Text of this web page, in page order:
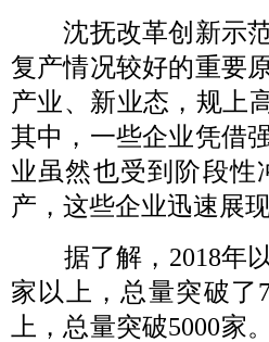
沈抚改革创新示范
复产情况较好的重要
产业、新业态，规上
其中，一些企业凭借
业虽然也受到阶段性
产，这些企业迅速展
据了解，2018年以
家以上，总量突破了
上，总量突破5000